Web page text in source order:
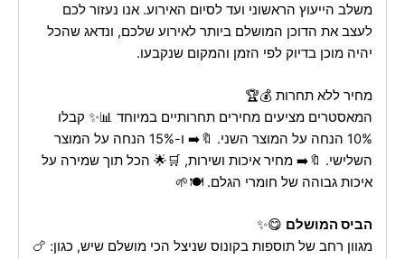
משלב הייעוץ הראשוני ועד לסיום האירוע. אנו נעזור לכם
לעצב את הדוכן המושלם ביותר לאירוע שלכם, ונדאג שהכל
יהיה מוכן בדיוק לפי הזמן והמקום שנקבעו.
מחיר ללא תחרות 💰🏆
המאסטרים מציעים מחירים תחרותיים במיוחד 📊✨ קבלו
10% הנחה על המוצר השני. 🔖➡️ ו-15% הנחה על המוצר
השלישי. 🔖➡️ מחיר איכות ושירות, 🛒🌟 הכל תוך שמירה על
איכות גבוהה של חומרי הגלם. 🍽️🌱
הביס המושלם 😋✨
מגוון רחב של תוספות בקונוס שניצל הכי מושלם שיש, כגון: 🍗